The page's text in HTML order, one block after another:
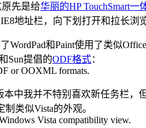
先是给华丽的HP TouchSmart一
地址栏，向下划打开和拉长浏
WordPad和Paint使用了类似
Sun提倡的ODF格式：
本中我并不特别喜欢新任务栏
类似Vista的外观。